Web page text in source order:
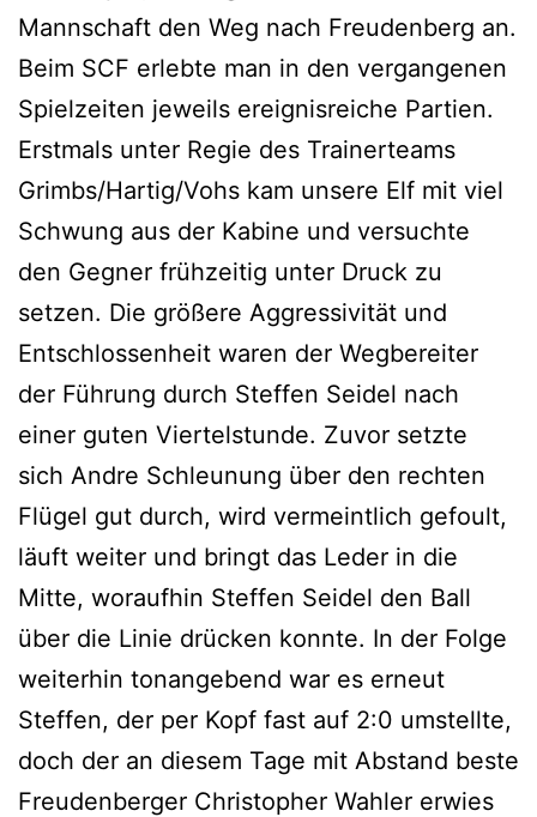
Mannschaft den Weg nach Freudenberg an.
Beim SCF erlebte man in den vergangenen
Spielzeiten jeweils ereignisreiche Partien.
Erstmals unter Regie des Trainerteams
Grimbs/Hartig/Vohs kam unsere Elf mit viel
Schwung aus der Kabine und versuchte
den Gegner frühzeitig unter Druck zu
setzen. Die größere Aggressivität und
Entschlossenheit waren der Wegbereiter
der Führung durch Steffen Seidel nach
einer guten Viertelstunde. Zuvor setzte
sich Andre Schleunung über den rechten
Flügel gut durch, wird vermeintlich gefoult,
läuft weiter und bringt das Leder in die
Mitte, woraufhin Steffen Seidel den Ball
über die Linie drücken konnte. In der Folge
weiterhin tonangebend war es erneut
Steffen, der per Kopf fast auf 2:0 umstellte,
doch der an diesem Tage mit Abstand beste
Freudenberger Christopher Wahler erwies